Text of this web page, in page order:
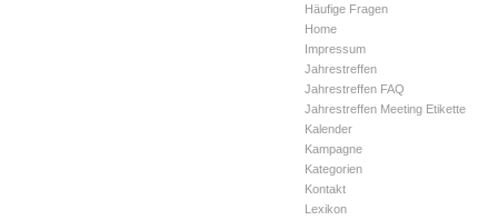
Häufige Fragen
Home
Impressum
Jahrestreffen
Jahrestreffen FAQ
Jahrestreffen Meeting Etikette
Kalender
Kampagne
Kategorien
Kontakt
Lexikon